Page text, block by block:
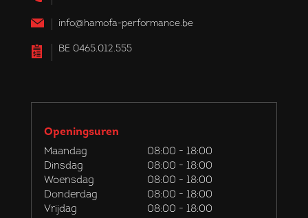
info@hamofa-performance.be
BE 0465.012.555
Openingsuren
Maandag
08:00 - 18:00
Dinsdag
08:00 - 18:00
Woensdag
08:00 - 18:00
Donderdag
08:00 - 18:00
Vrijdag
08:00 - 18:00